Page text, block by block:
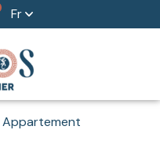
Fr
Appartement